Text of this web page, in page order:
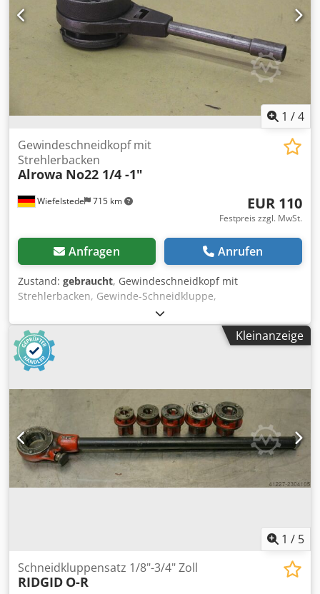
1 /4
Wiefelstede 715 km
Gewindeschneidkopf mit
Strehlerbacken
Alrowa No22 1/4 -1"
EUR 110
Festpreis zzgl. MwSt.
Anfragen Anrufen
Zustand: gebraucht, Gewindeschneidkopf mit
Strehlerbacken, Gewinde-Schneidkluppe,
Gewindeschneidmaschine, Rohrgewinde-Schneide -Zoll
Gewinde: 1/4 - 1 Zoll -Abmessungen: 385/120/110 mm
Crjdpfed Scp Tsx Am Rof -Gewicht: 5,1 kg
Kleinanzeige
1 / 5
Schneidkluppensatz 1/8"-3/4" Zoll
RIDGID O-R